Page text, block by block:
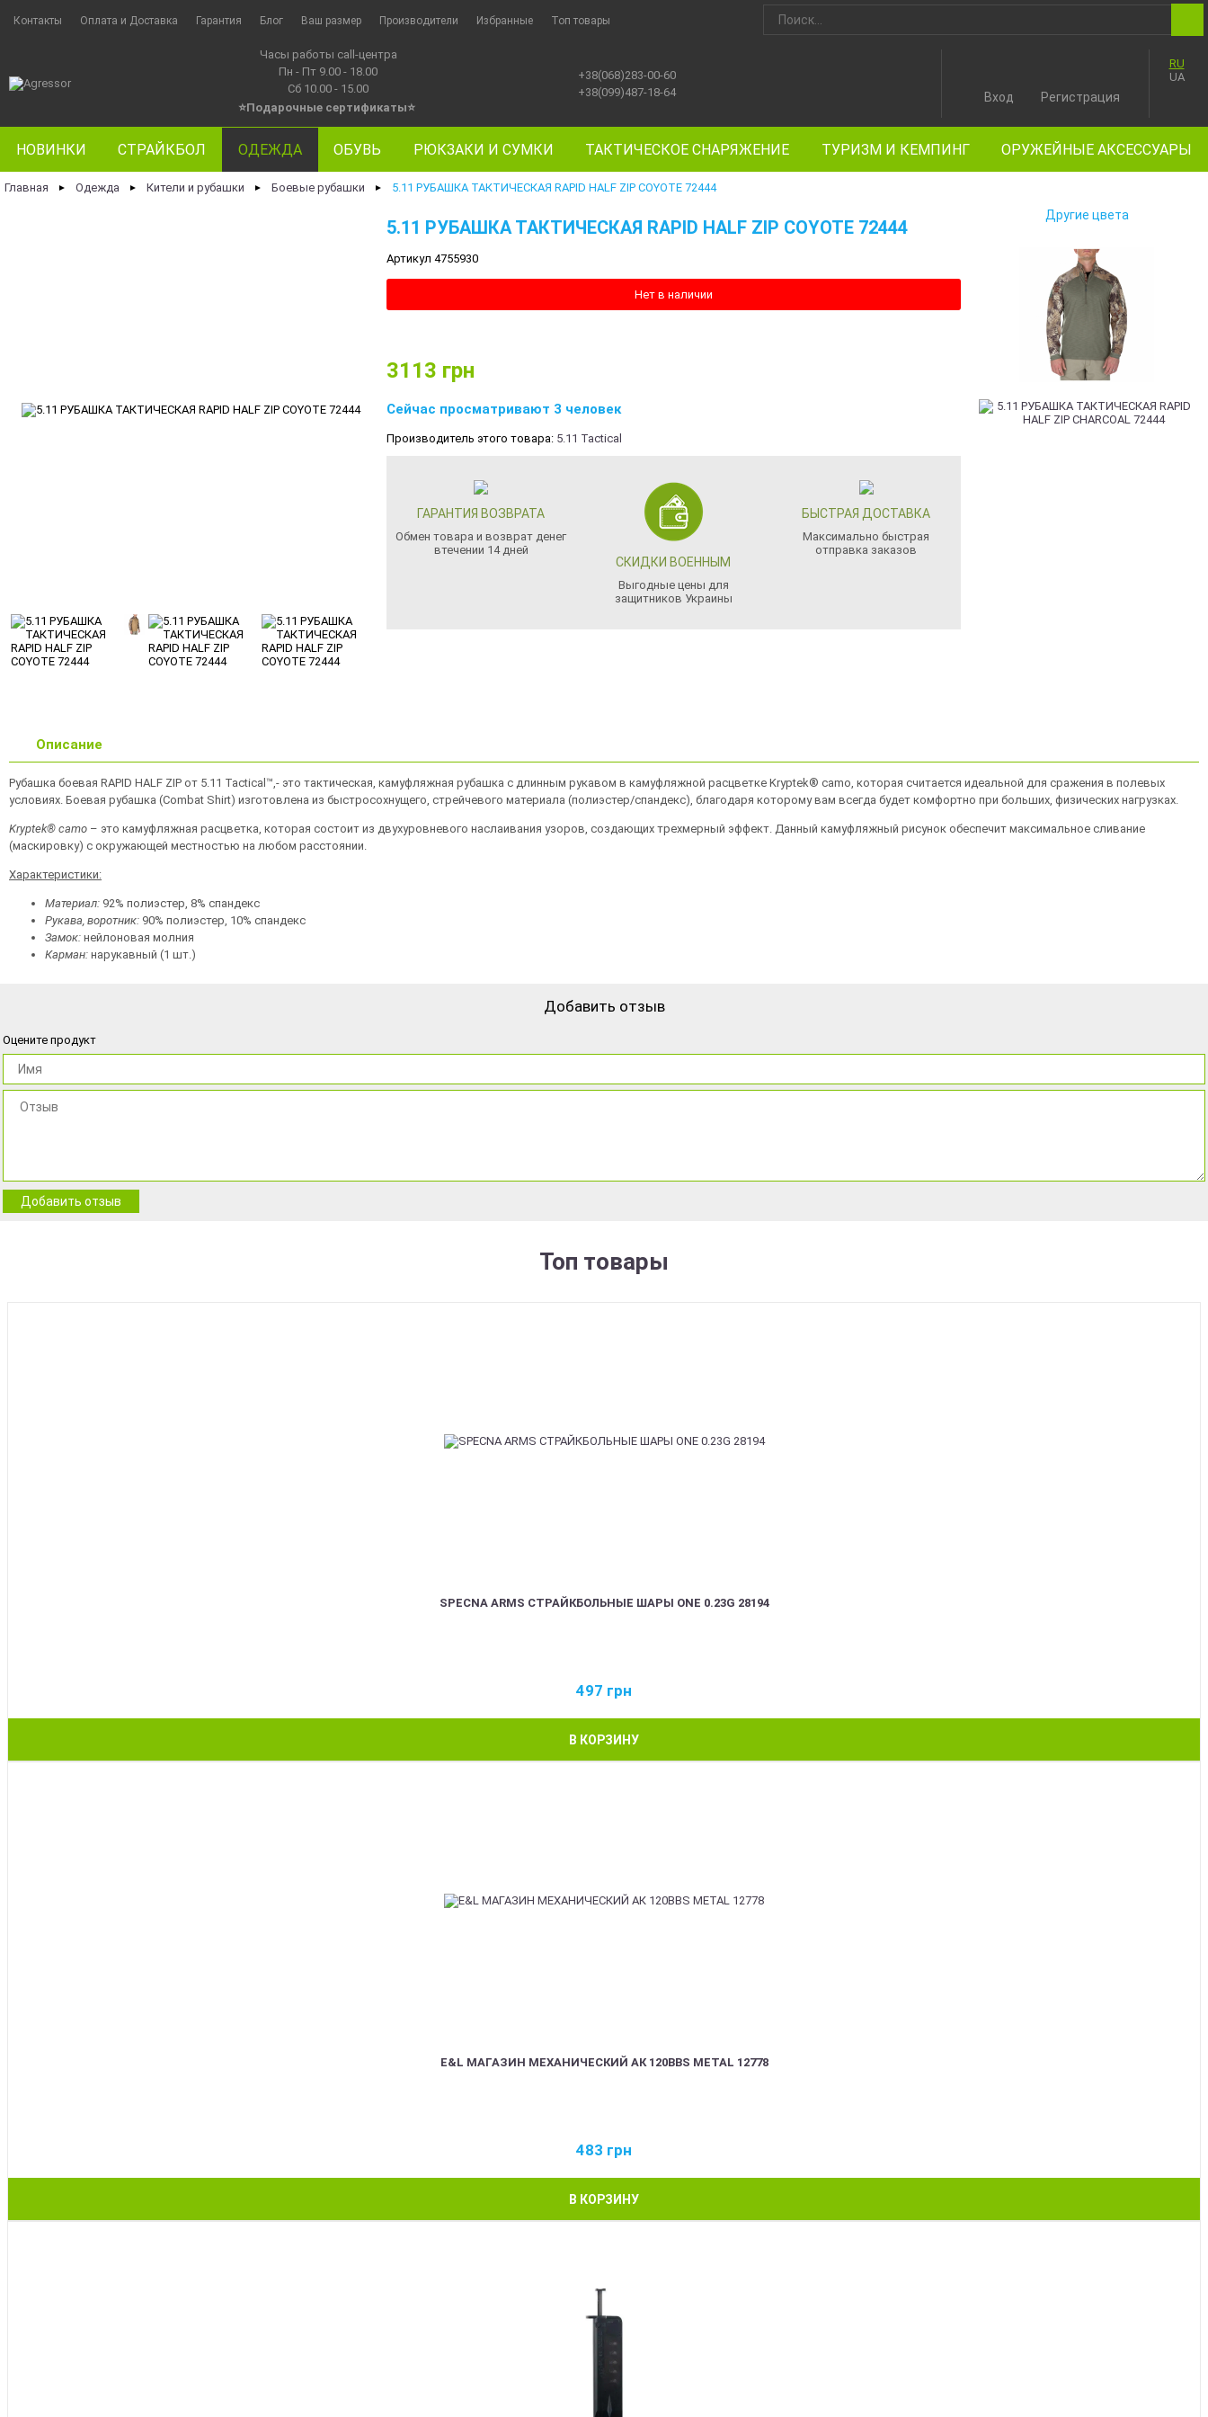
Контакты Оплата и Доставка Гарантия Блог Ваш размер Производители Избранные Топ товары
Часы работы call-центра
Пн - Пт 9.00 - 18.00
Сб 10.00 - 15.00
⭐Подарочные сертификаты⭐
+38(068)283-00-60
+38(099)487-18-64
RU
UA
Вход Регистрация
НОВИНКИ СТРАЙКБОЛ ОДЕЖДА ОБУВЬ РЮКЗАКИ И СУМКИ ТАКТИЧЕСКОЕ СНАРЯЖЕНИЕ ТУРИЗМ И КЕМПИНГ ОРУЖЕЙНЫЕ АКСЕССУАРЫ
Главная ► Одежда ► Кители и рубашки ► Боевые рубашки ► 5.11 РУБАШКА ТАКТИЧЕСКАЯ RAPID HALF ZIP COYOTE 72444
5.11 РУБАШКА ТАКТИЧЕСКАЯ RAPID HALF ZIP COYOTE 72444
Артикул 4755930
Нет в наличии
3113 грн
Сейчас просматривают 3 человек
Производитель этого товара: 5.11 Tactical
ГАРАНТИЯ ВОЗВРАТА
Обмен товара и возврат денег
втечении 14 дней
СКИДКИ ВОЕННЫМ
Выгодные цены для
защитников Украины
БЫСТРАЯ ДОСТАВКА
Максимально быстрая
отправка заказов
Другие цвета
Описание
Рубашка боевая RAPID HALF ZIP от 5.11 Tactical™,- это тактическая, камуфляжная рубашка с длинным рукавом в камуфляжной расцветке Kryptek® camo, которая считается идеальной для сражения в полевых
условиях. Боевая рубашка (Combat Shirt) изготовлена из быстросохнущего, стрейчевого материала (полиэстер/спандекс), благодаря которому вам всегда будет комфортно при больших, физических нагрузках.
Kryptek® camo – это камуфляжная расцветка, которая состоит из двухуровневого наслаивания узоров, создающих трехмерный эффект. Данный камуфляжный рисунок обеспечит максимальное сливание
(маскировку) с окружающей местностью на любом расстоянии.
Характеристики:
Материал: 92% полиэстер, 8% спандекс
Рукава, воротник: 90% полиэстер, 10% спандекс
Замок: нейлоновая молния
Карман: нарукавный (1 шт.)
Добавить отзыв
Оцените продукт
Добавить отзыв
Топ товары
SPECNA ARMS СТРАЙКБОЛЬНЫЕ ШАРЫ ONE 0.23G 28194
497 грн
В КОРЗИНУ
E&L МАГАЗИН МЕХАНИЧЕСКИЙ АК 120BBS METAL 12778
483 грн
В КОРЗИНУ